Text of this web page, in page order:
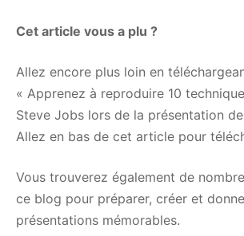
Cet article vous a plu ?
Allez encore plus loin en
« Apprenez à reproduire 10
Steve Jobs lors de la présentation
Allez en bas de cet article pour
Vous trouverez également de
ce blog pour préparer, créer et
présentations mémorables.